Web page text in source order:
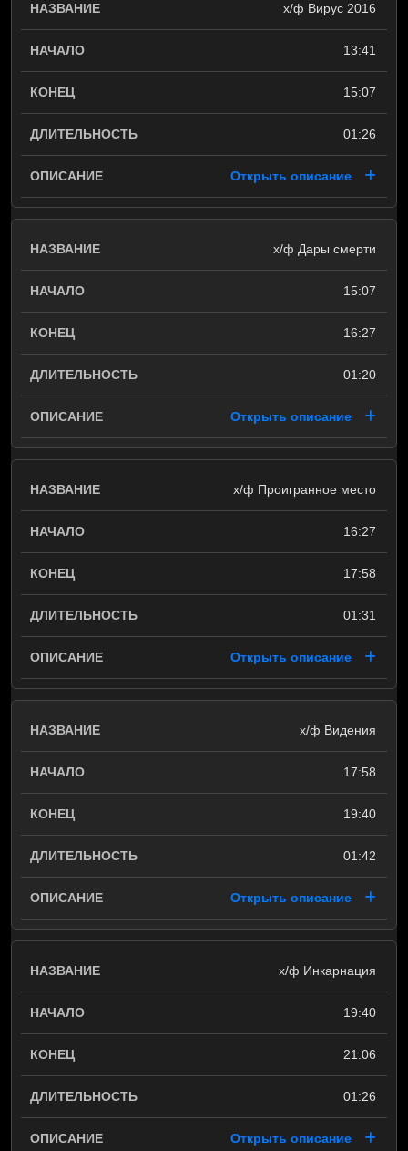
х/ф Вирус 2016
13:41
15:07
01:26
Открыть описание
х/ф Дары смерти
15:07
16:27
01:20
Открыть описание
х/ф Проигранное место
16:27
17:58
01:31
Открыть описание
х/ф Видения
17:58
19:40
01:42
Открыть описание
х/ф Инкарнация
19:40
21:06
01:26
Открыть описание